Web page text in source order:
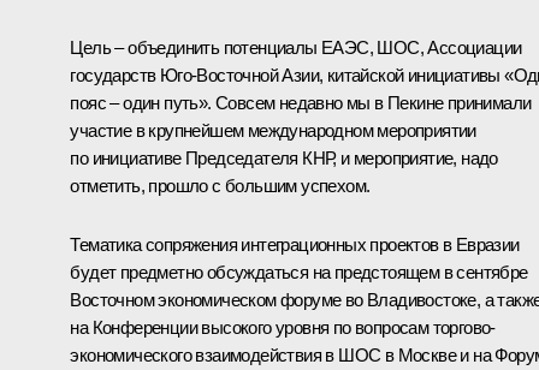
Цель – объединить потенциалы ЕАЭС, ШОС, Ассоциации
государств Юго‑Восточной Азии, китайской инициативы
пояс – один путь». Совсем недавно мы в Пекине принимали
участие в крупнейшем международном мероприятии
по инициативе Председателя КНР, и мероприятие, надо
отметить, прошло с большим успехом.
Тематика сопряжения интеграционных проектов в Евразии
будет предметно обсуждаться на предстоящем в сентябре
Восточном экономическом форуме во Владивостоке, а
на Конференции высокого уровня по вопросам торгово-
экономического взаимодействия в ШОС в Москве и на